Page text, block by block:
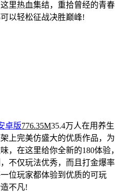
里热血集结，重拾曾经的青春
以轻松征战决胜巅峰!
卓版776.35M35.4万人在用养生
上完美仿盛大的优质作品，为
，在这里给你全新的180体验，
不仅玩法优秀，而且打金爆率
位玩家都体验到优质的可玩
不凡!